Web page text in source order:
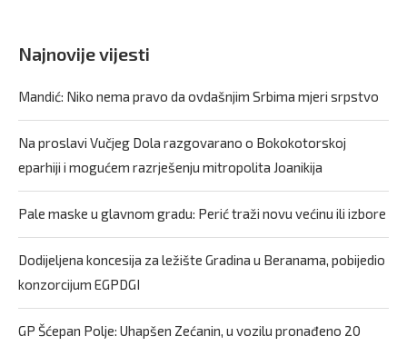
Najnovije vijesti
Mandić: Niko nema pravo da ovdašnjim Srbima mjeri srpstvo
Na proslavi Vučjeg Dola razgovarano o Bokokotorskoj
eparhiji i mogućem razrješenju mitropolita Joanikija
Pale maske u glavnom gradu: Perić traži novu većinu ili izbore
Dodijeljena koncesija za ležište Gradina u Beranama, pobijedio
konzorcijum EGPDGI
GP Šćepan Polje: Uhapšen Zećanin, u vozilu pronađeno 20